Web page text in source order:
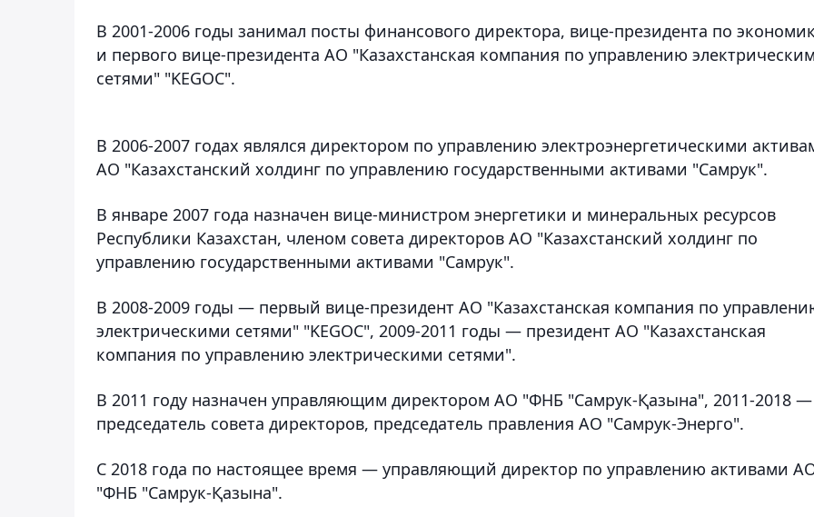
В 2001-2006 годы занимал посты финансового директора, вице-президента по
и первого вице-президента АО "Казахстанская компания по управлению
сетями" "KEGOC".
В 2006-2007 годах являлся директором по управлению электроэнергетическими
АО "Казахстанский холдинг по управлению государственными активами "Самрук".
В январе 2007 года назначен вице-министром энергетики и минеральных ресурсов
Республики Казахстан, членом совета директоров АО "Казахстанский холдинг по
управлению государственными активами "Самрук".
В 2008-2009 годы — первый вице-президент АО "Казахстанская компания по
электрическими сетями" "KEGOC", 2009-2011 годы — президент АО "Казахстанская
компания по управлению электрическими сетями".
В 2011 году назначен управляющим директором АО "ФНБ "Самрук-Қазына", 2011-2018 —
председатель совета директоров, председатель правления АО "Самрук-Энерго".
С 2018 года по настоящее время — управляющий директор по управлению активами
"ФНБ "Самрук-Қазына".